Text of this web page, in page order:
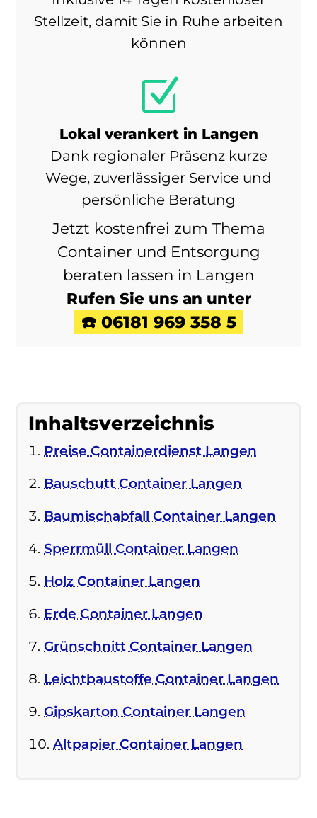
Stellzeit, damit Sie in Ruhe arbeiten
können
Z
Lokal verankert in Langen
Dank regionaler Präsenz kurze
Wege, zuverlässiger Service und
persönliche Beratung
Jetzt kostenfrei zum Thema
Container und Entsorgung
beraten lassen in Langen
Rufen Sie uns an unter
☎️ 06181 969 358 5
Inhaltsverzeichnis
Preise Containerdienst Langen
Bauschutt Container Langen
Baumischabfall Container Langen
Sperrmüll Container Langen
Holz Container Langen
Erde Container Langen
Grünschnitt Container Langen
Leichtbaustoffe Container Langen
Gipskarton Container Langen
Altpapier Container Langen